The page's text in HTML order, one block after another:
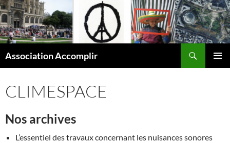
Aller
au
contenu
Association Accomplir
CLIMESPACE
Nos archives
L’essentiel des travaux concernant les nuisances sonores